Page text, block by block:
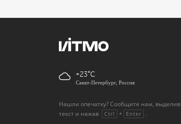
+23
Санкт-Петербург, Россия
Нашли опечатку? Сообщите нам, выделив
текст и нажав
Ctrl + Enter .